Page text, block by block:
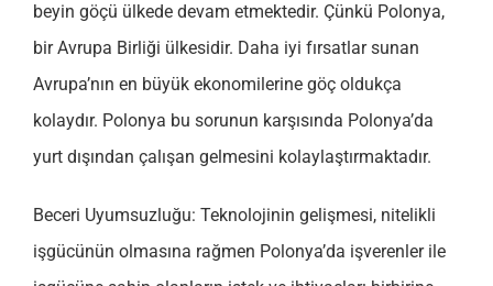
beyin göçü ülkede devam etmektedir. Çünkü Polonya,
bir Avrupa Birliği ülkesidir. Daha iyi fırsatlar sunan
Avrupa’nın en büyük ekonomilerine göç oldukça
kolaydır. Polonya bu sorunun karşısında Polonya’da
yurt dışından çalışan gelmesini kolaylaştırmaktadır.
Beceri Uyumsuzluğu: Teknolojinin gelişmesi, nitelikli
işgücünün olmasına rağmen Polonya’da işverenler ile